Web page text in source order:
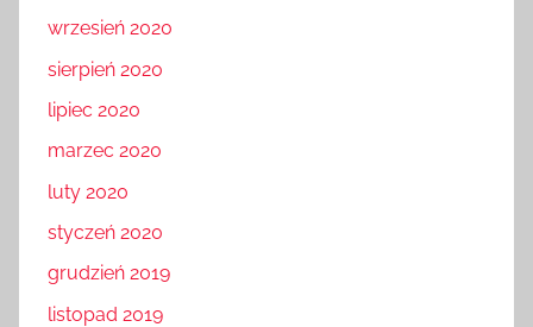
wrzesień 2020
sierpień 2020
lipiec 2020
marzec 2020
luty 2020
styczeń 2020
grudzień 2019
listopad 2019